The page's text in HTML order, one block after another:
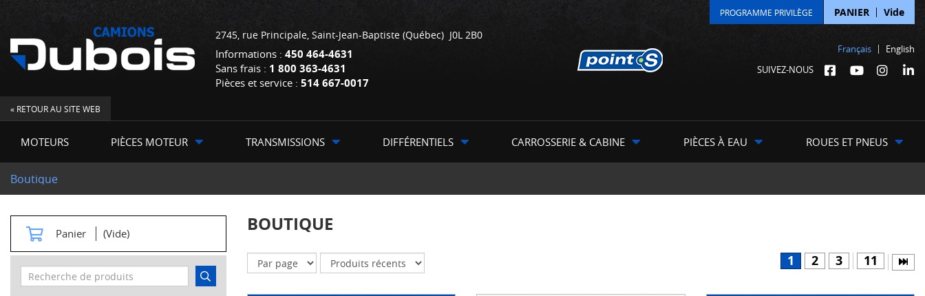
2745, rue Principale, Saint-Jean-Baptiste (Québec) J0L 2B0
Informations : 450 464-4631
Sans frais : 1 800 363-4631
Pièces et service : 514 667-0017
Français
English
SUIVEZ-NOUS
PROGRAMME PRIVILÈGE PANIER Vide
« RETOUR AU SITE WEB
MOTEURS PIÈCES MOTEUR TRANSMISSIONS DIFFÉRENTIELS CARROSSERIE & CABINE PIÈCES À EAU ROUES ET PNEUS
Boutique
Panier (Vide) BOUTIQUE
1 2 3 11